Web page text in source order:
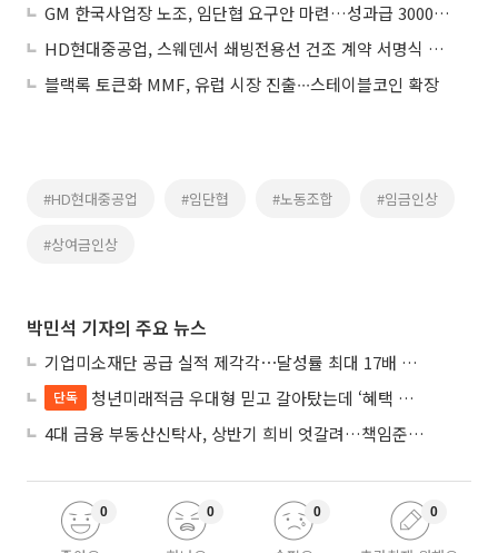
GM 한국사업장 노조, 임단협 요구안 마련…성과급 3000만원 요구
HD현대중공업, 스웨덴서 쇄빙전용선 건조 계약 서명식 개최
블랙록 토큰화 MMF, 유럽 시장 진출∙∙∙스테이블코인 확장
#HD현대중공업 #임단협 #노동조합 #임금인상
#상여금인상
박민석 기자의 주요 뉴스
기업미소재단 공급 실적 제각각⋯달성률 최대 17배 차이
단독
청년미래적금 우대형 믿고 갈아탔는데 ‘혜택 반토막’…심사 오류에 가입자 혼선
4대 금융 부동산신탁사, 상반기 희비 엇갈려…책임준공 손실 반영 시점이 갈랐다
0 0 0 0